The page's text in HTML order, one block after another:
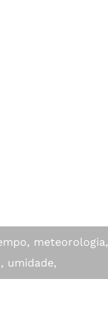
meteorologia,
umidade,